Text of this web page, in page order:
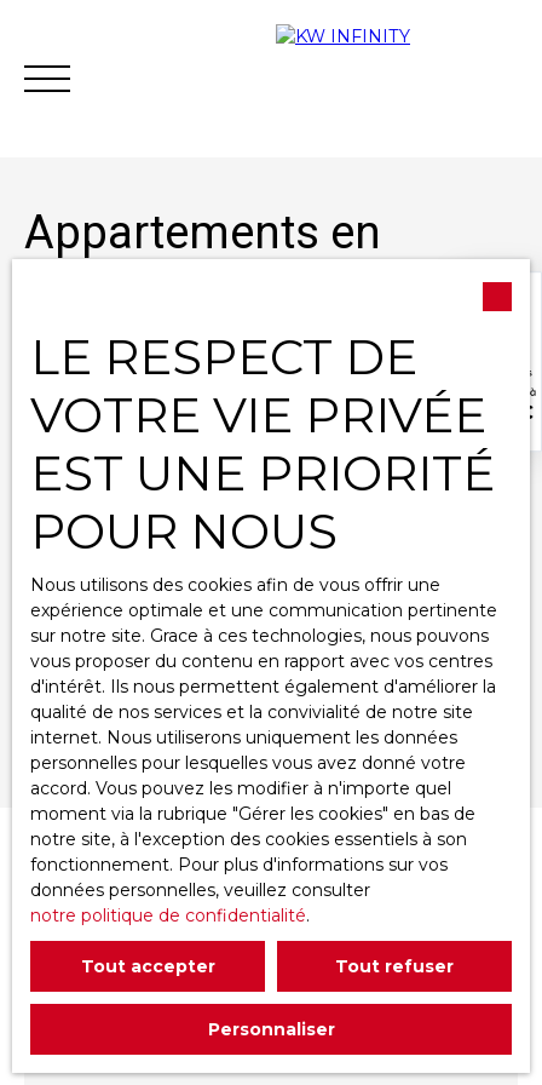
Acheter Vendre Estimer Vous financer
Appartements en
(45000)
Type d'offre
Type de bien
Localisation
Loyer max (€/mois)
Surface min (m²)
Rechercher
Pertinence
Trier par Créer une alerte
LE RESPECT DE
VOTRE VIE PRIVÉE
EST UNE PRIORITÉ
POUR NOUS
Nous utilisons des cookies afin de vous offrir une
expérience optimale et une communication pertinente
sur notre site. Grace à ces technologies, nous pouvons
vous proposer du contenu en rapport avec vos centres
d'intérêt. Ils nous permettent également d'améliorer la
qualité de nos services et la convivialité de notre site
internet. Nous utiliserons uniquement les données
personnelles pour lesquelles vous avez donné votre
accord. Vous pouvez les modifier à n'importe quel
moment via la rubrique ″Gérer les cookies″ en bas de
notre site, à l'exception des cookies essentiels à son
fonctionnement. Pour plus d'informations sur vos
données personnelles, veuillez consulter
notre politique de confidentialité.
Tout accepter Tout refuser
Personnaliser